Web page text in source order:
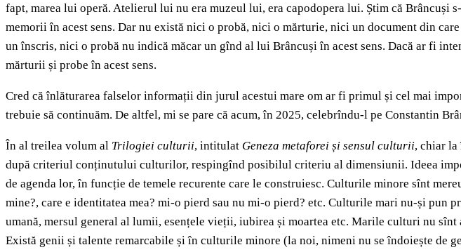
fapt, marea lui operă. Atelierul lui nu era muzeul lui, era capodopera lui. Știm că
memorii în acest sens. Dar nu există nici o probă, nici o mărturie, nici un document din
un înscris, nici o probă nu indică măcar un gînd al lui Brâncuși în acest sens. Dacă ar fi
mărturii și probe în acest sens.
Cred că înlăturarea falselor informații din jurul acestui mare om ar fi primul și cel mai
trebuie să continuăm. De altfel, mi se pare că acum, în 2025, celebrîndu-l pe Constantin
În al treilea volum al Trilogiei culturii, intitulat Geneza metaforei și sensul culturii, chiar
după criteriul conținutului culturilor, respingînd posibilul criteriu al dimensiunii. Ideea
de agenda lor, în funcție de temele recurente care le construiesc. Culturile minore sînt
mine?, care e identitatea mea? mi-o pierd sau nu mi-o pierd? etc. Culturile mari nu-și pun
umană, mersul general al lumii, esențele vieții, iubirea și moartea etc. Marile culturi nu
Există genii și talente remarcabile și în culturile minore (la noi, nimeni nu se îndoiește de